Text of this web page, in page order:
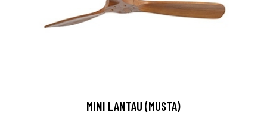
MINI LANTAU (MUSTA)